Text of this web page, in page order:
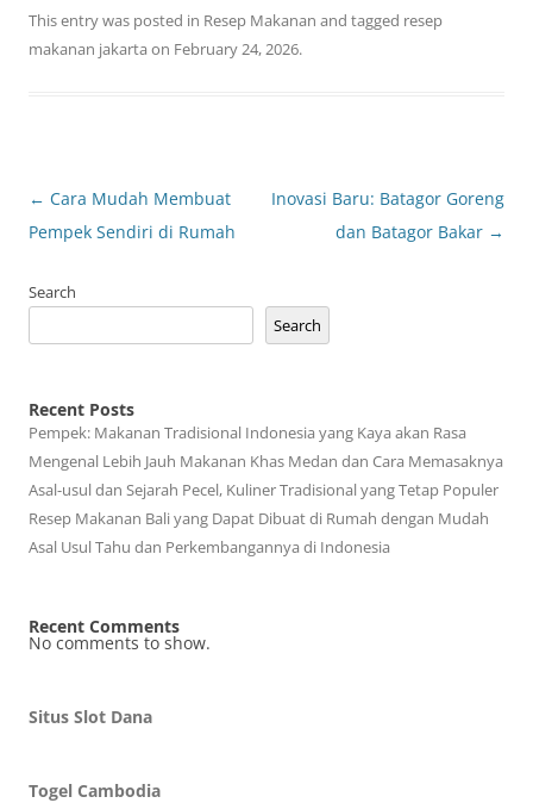
This entry was posted in Resep Makanan and tagged resep
makanan jakarta on February 24, 2026.
Post
navigation
← Cara Mudah Membuat
Pempek Sendiri di Rumah
Inovasi Baru: Batagor Goreng
dan Batagor Bakar →
Search
Search
Recent Posts
Pempek: Makanan Tradisional Indonesia yang Kaya akan Rasa
Mengenal Lebih Jauh Makanan Khas Medan dan Cara Memasaknya
Asal-usul dan Sejarah Pecel, Kuliner Tradisional yang Tetap Populer
Resep Makanan Bali yang Dapat Dibuat di Rumah dengan Mudah
Asal Usul Tahu dan Perkembangannya di Indonesia
Recent Comments
No comments to show.
Situs Slot Dana
Togel Cambodia